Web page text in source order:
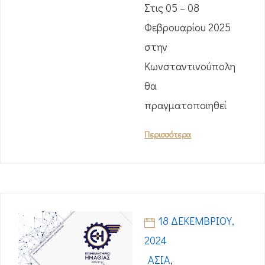
Στις 05 – 08
Φεβρουαρίου 2025
στην
Κωνσταντινούπολη
θα
πραγματοποιηθεί
Περισσότερα
18 ΔΕΚΕΜΒΡΊΟΥ,
2024
ΑΣΊΑ,